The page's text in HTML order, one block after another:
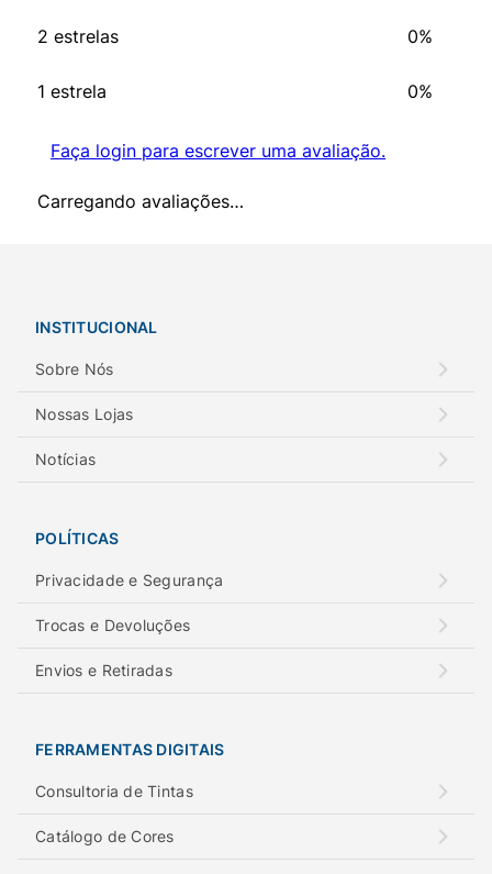
2 estrelas 0%
1 estrela 0%
Faça login para escrever uma avaliação.
Carregando avaliações…
INSTITUCIONAL
Sobre Nós
Nossas Lojas
Notícias
POLÍTICAS
Privacidade e Segurança
Trocas e Devoluções
Envios e Retiradas
FERRAMENTAS DIGITAIS
Consultoria de Tintas
Catálogo de Cores